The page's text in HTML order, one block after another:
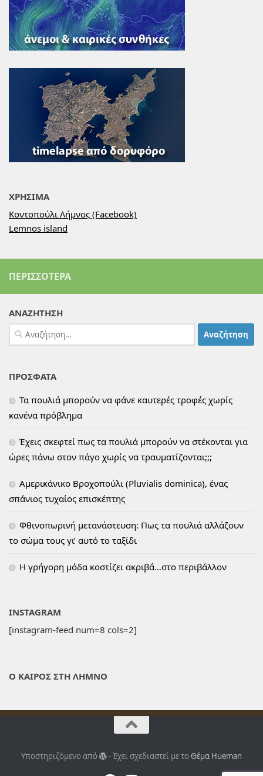
ΧΡΗΣΙΜΑ
Κοντοπούλι Λήμνος (Facebook)
Lemnos island
ΠΕΡΙΣΣΌΤΕΡΑ
ΑΝΑΖΗΤΗΣΗ
Αναζήτηση
για:
ΠΡΟΣΦΑΤΑ
Τα πουλιά μπορούν να φάνε καυτερές τροφές χωρίς
κανένα πρόβλημα
Έχεις σκεφτεί πως τα πουλιά μπορούν να στέκονται για
ώρες πάνω στον πάγο χωρίς να τραυματίζονται;;;
Αμερικάνικο Βροχοπούλι (Pluvialis dominica), ένας
σπάνιος τυχαίος επισκέπτης
Φθινοπωρινή μετανάστευση: Πως τα πουλιά αλλάζουν
το σώμα τους γι’ αυτό το ταξίδι
H γρήγορη μόδα κοστίζει ακριβά…στο περιβάλλον
INSTAGRAM
[instagram-feed num=8 cols=2]
Ο ΚΑΙΡΟΣ ΣΤΗ ΛΗΜΝΟ
Υποστηριζόμενο από - Έχει σχεδιαστεί με το Θέμα Ηueman